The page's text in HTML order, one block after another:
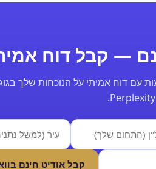
Perplexity.
קבל אודיט חינם